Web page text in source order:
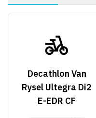
Decathlon Van
Rysel Ultegra Di2
E-EDR CF